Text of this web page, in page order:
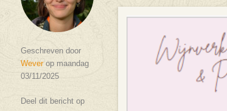
Geschreven door
Weverop maandag
03/11/2025
Deel dit bericht op